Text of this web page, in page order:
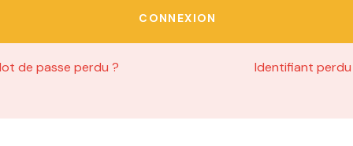
CONNEXION
de passe perdu ? Identifiant perdu